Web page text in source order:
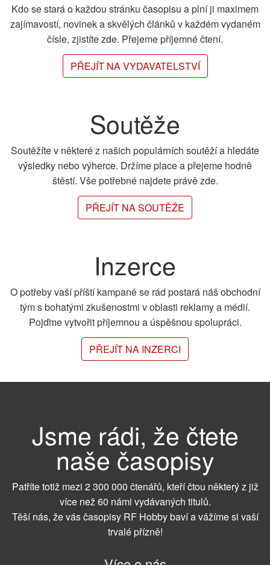
Kdo se stará o každou stránku časopisu a plní ji maximem
zajímavostí, novinek a skvělých článků v každém vydaném
čísle, zjistíte zde. Přejeme příjemné čtení.
PŘEJÍT NA VYDAVATELSTVÍ
Soutěže
Soutěžíte v některé z našich populárních soutěží a hledáte
výsledky nebo výherce. Držíme place a přejeme hodně
štěstí. Vše potřebné najdete právě zde.
PŘEJÍT NA SOUTĚŽE
Inzerce
O potřeby vaší příští kampaně se rád postará náš obchodní
tým s bohatými zkušenostmi v oblasti reklamy a médií.
Pojďme vytvořit příjemnou a úspěšnou spolupráci.
PŘEJÍT NA INZERCI
Jsme rádi, že čtete
naše časopisy
Patříte totiž mezi 2 300 000 čtenářů, kteří čtou některý z již
více než 60 námi vydávaných titulů.
Těší nás, že vás časopisy RF Hobby baví a vážíme si vaší
trvalé přízně!